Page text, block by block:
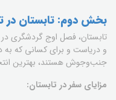
بخش دوم: تابستان در
تابستان، فصل اوج گردشگری
و دریاست و برای کسانی که به
جنب‌وجوش هستند، بهترین
مزایای سفر در تابستان: